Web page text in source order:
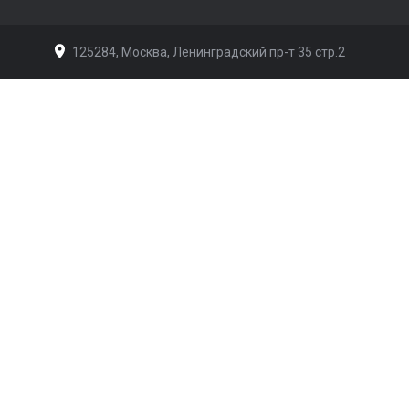
125284, Москва, Ленинградский пр-т 35 стр.2